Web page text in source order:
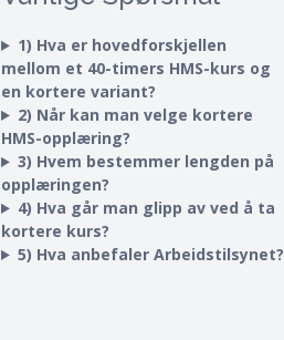
1) Hva er hovedforskjellen
mellom et 40-timers HMS-kurs og
en kortere variant?
2) Når kan man velge kortere
HMS-opplæring?
3) Hvem bestemmer lengden på
opplæringen?
4) Hva går man glipp av ved å ta
kortere kurs?
5) Hva anbefaler Arbeidstilsynet?